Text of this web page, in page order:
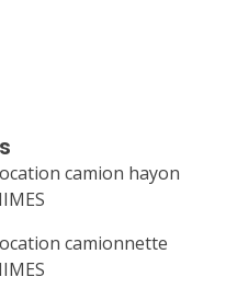
septembre 2026
camion hayon
camionnette